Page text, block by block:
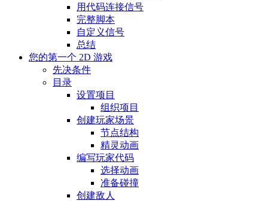
用代码连接信号
完整脚本
自定义信号
总结
您的第一个 2D 游戏
先决条件
目录
设置项目
组织项目
创建玩家场景
节点结构
精灵动画
编写玩家代码
选择动画
准备碰撞
创建敌人